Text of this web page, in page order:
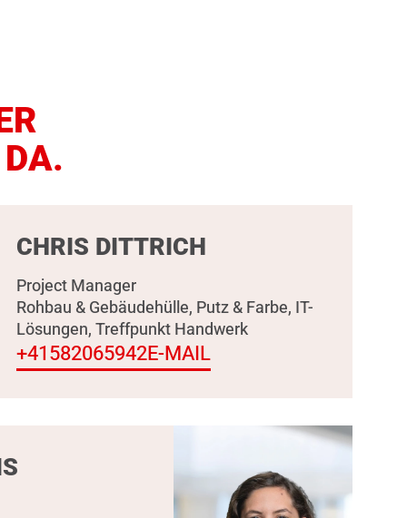
CHRIS DITTRICH
Project Manager
Rohbau & Gebäudehülle, Putz & Farbe, IT-
Lösungen, Treffpunkt Handwerk
+41582065942E-MAIL